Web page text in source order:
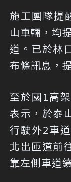
施工團隊提
山車輛，均
道。已於林
布條訊息，
至於國1高
表示，於泰
行駛外2車
北出匝道前
靠左側車道